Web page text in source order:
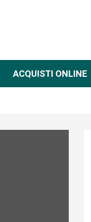
ACQUISTI ONLINE